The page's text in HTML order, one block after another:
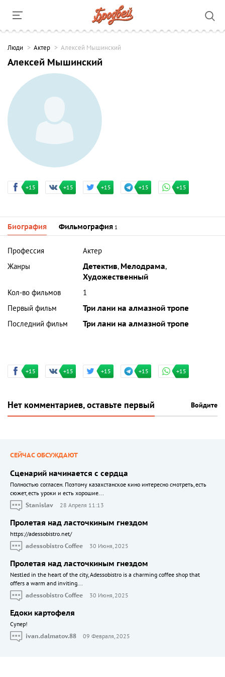
Люди Актер Алексей Мышинский
Алексей Мышинский
+15 +15 +15 +15 +15
Биография Фильмография 1
Профессия
Актер
Жанры
Детектив, Мелодрама,
Художественный
Кол-во фильмов
1
Первый фильм
Три лани на алмазной тропе
Последний фильм
Три лани на алмазной тропе
+15 +15 +15 +15 +15
Нет комментариев, оставьте первый Войдите
СЕЙЧАС ОБСУЖДАЮТ
Сценарий начинается с сердца
Полностью согласен. Поэтому казахстанское кино интересно смотреть, есть
сюжет, есть уроки и есть хорошие...
Stanislav
28 Апреля 11:13
Пролетая над ласточкиным гнездом
https://adessobistro.net/
adessobistro Coffee
30 Июня, 2025
Пролетая над ласточкиным гнездом
Nestled in the heart of the city, Adessobistro is a charming coffee shop that
offers a warm and inviting...
adessobistro Coffee
30 Июня, 2025
Едоки картофеля
Cупер!
ivan.dalmatov.88
09 Февраля, 2025